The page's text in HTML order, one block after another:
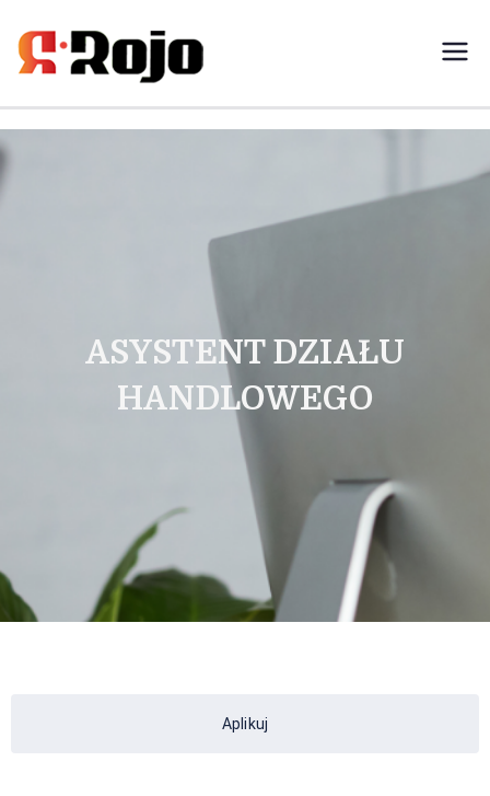
Rojo- agencja pracy świadczymy
ASYSTENT DZIAŁU
HANDLOWEGO
Aplikuj